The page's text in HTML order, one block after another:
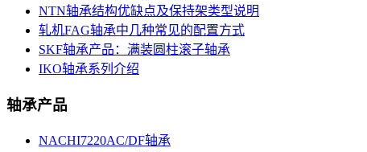
NTN轴承结构优缺点及保持架类型说明
轧机FAG轴承中几种常见的配置方式
SKF轴承产品：满装圆柱滚子轴承
IKO轴承系列介绍
轴承产品
NACHI7220AC/DF轴承